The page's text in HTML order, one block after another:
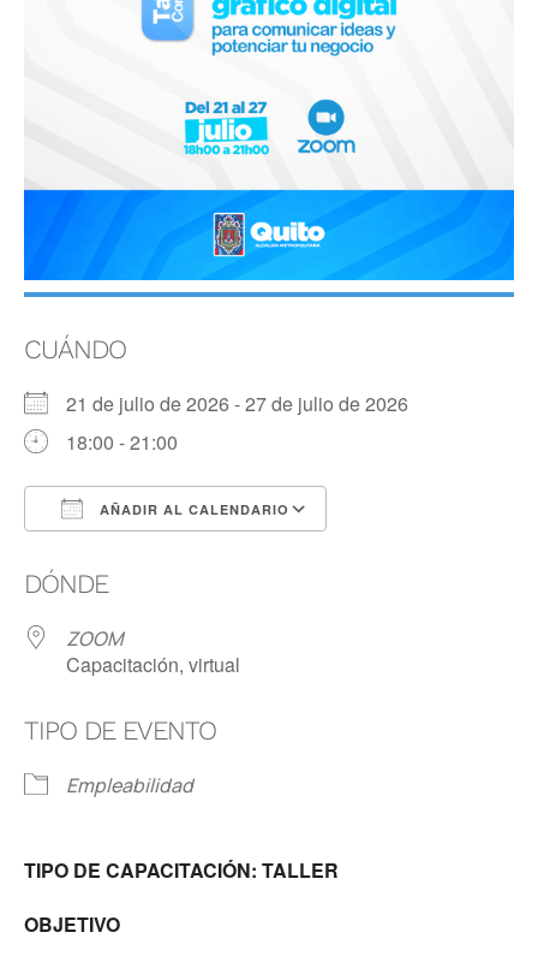
CUÁNDO
21 de julio de 2026 - 27 de julio de 2026
18:00 - 21:00
AÑADIR AL CALENDARIO
DÓNDE
ZOOM
Capacitación, virtual
TIPO DE EVENTO
Empleabilidad
TIPO DE CAPACITACIÓN: TALLER
OBJETIVO